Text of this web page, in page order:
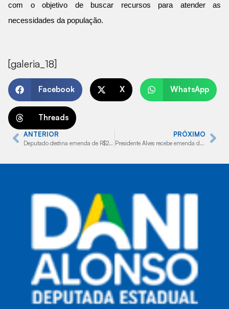
com o objetivo de buscar recursos para atender as
necessidades da população.
[galeria_18]
Facebook X WhatsApp
Threads
ANTERIOR
Deputado destina emenda de R$250 mil à Bernardino Campos
PRÓXIMO
Presidente Alves recebe emenda do deputado federal de R$750 mil para a Saúde